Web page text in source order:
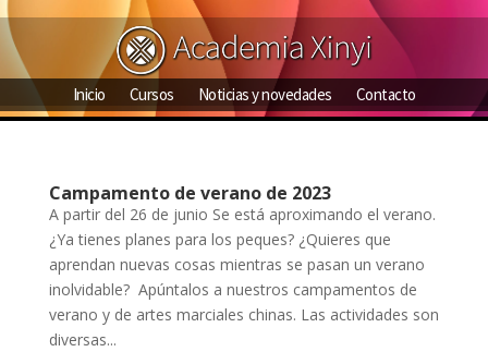
Inicio Cursos Noticias y novedades Contacto
Campamento de verano de 2023
A partir del 26 de junio Se está aproximando el verano.
¿Ya tienes planes para los peques? ¿Quieres que
aprendan nuevas cosas mientras se pasan un verano
inolvidable? Apúntalos a nuestros campamentos de
verano y de artes marciales chinas. Las actividades son
diversas...